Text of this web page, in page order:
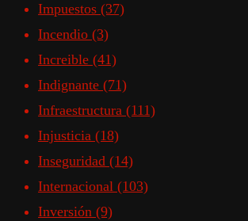
Impuestos (37)
Incendio (3)
Increible (41)
Indignante (71)
Infraestructura (111)
Injusticia (18)
Inseguridad (14)
Internacional (103)
Inversión (9)